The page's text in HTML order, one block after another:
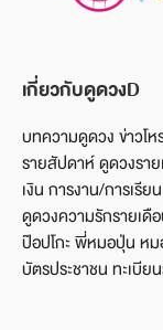
เกี่ยวกับดูดวงD
บทความดูดวง ข่าวโ
รายสัปดาห์ ดูดวงรา
เงิน การงาน/การเรี
ดูดวงความรักรายเ
ป๊อปโกะ พี่หมอปุ่น ห
บัตรประชาชน ทะเบี